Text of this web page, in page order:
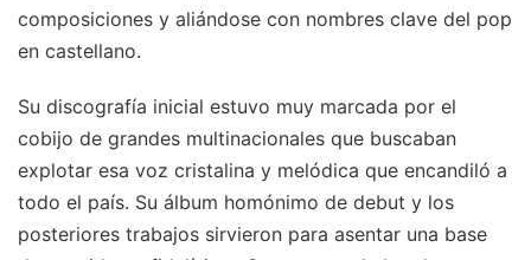
composiciones y aliándose con nombres clave del pop
en castellano.
Su discografía inicial estuvo muy marcada por el
cobijo de grandes multinacionales que buscaban
explotar esa voz cristalina y melódica que encandiló a
todo el país. Su álbum homónimo de debut y los
posteriores trabajos sirvieron para asentar una base